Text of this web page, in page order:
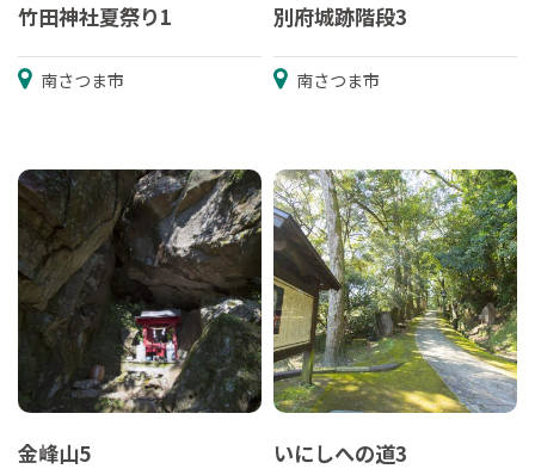
竹田神社夏祭り1
南さつま市
別府城跡階段3
南さつま市
金峰山5 いにしへの道3